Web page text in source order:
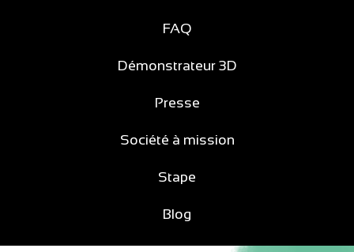
FAQ
Démonstrateur 3D
Presse
Société à mission
Stape
Blog